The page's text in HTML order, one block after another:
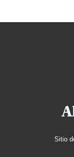
Sitio